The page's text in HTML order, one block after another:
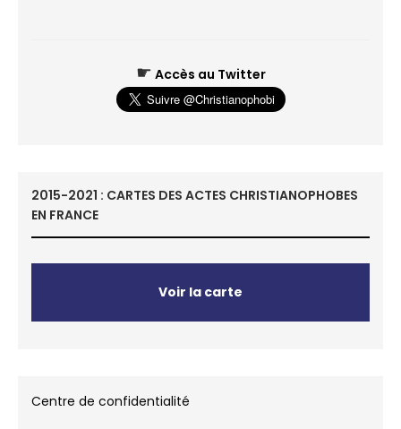
☛ Accès au Twitter
2015-2021 : CARTES DES ACTES CHRISTIANOPHOBES
EN FRANCE
Voir la carte
Centre de confidentialité